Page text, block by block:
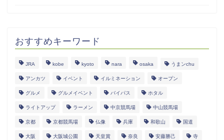
おすすめキーワード
JRA kobe kyoto nara osaka うまンchu
アンカツ イベント イルミネーション オープン
グルメ グルメイベント バイパス ホタル
ライトアップ ラーメン 中京競馬場 中山競馬場
京都 京都競馬場 仏像 兵庫 和歌山 国道
大阪 大阪城公園 天皇賞 奈良 安藤勝己 寺